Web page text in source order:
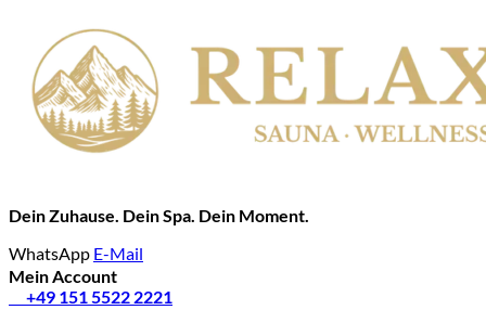
Dein Zuhause. Dein Spa. Dein Moment.
WhatsApp E-Mail
+49 151 5522 2221
Mein Account